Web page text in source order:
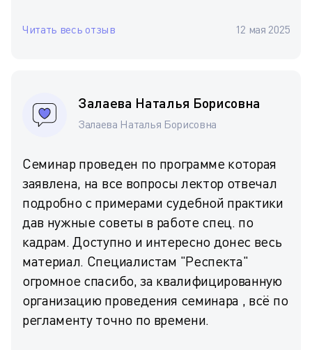
12 мая 2025
Читать весь отзыв
Залаева Наталья Борисовна
Залаева Наталья Борисовна
Семинар проведен по программе которая
заявлена, на все вопросы лектор отвечал
подробно с примерами судебной практики
дав нужные советы в работе спец. по
кадрам. Доступно и интересно донес весь
материал. Специалистам "Респекта"
огромное спасибо, за квалифицированную
организацию проведения семинара , всё по
регламенту точно по времени.